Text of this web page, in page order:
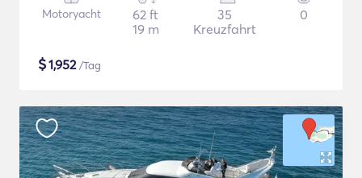
Motoryacht
62 ft
19 m
35
Kreuzfahrt
0
$1,952/Tag